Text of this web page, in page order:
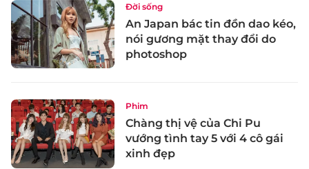
Đời sống
An Japan bác tin đồn dao kéo,
nói gương mặt thay đổi do
photoshop
Phim
Chàng thị vệ của Chi Pu
vướng tình tay 5 với 4 cô gái
xinh đẹp